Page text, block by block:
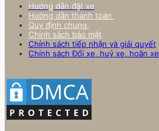
Hướng dẫn đặt xe
Hướng dẫn thanh toán
Quy định chung
Chính sách bảo mật
Chính sách tiếp nhận và giải quyết
Chính sách Đổi xe, huỷ xe, hoãn xe